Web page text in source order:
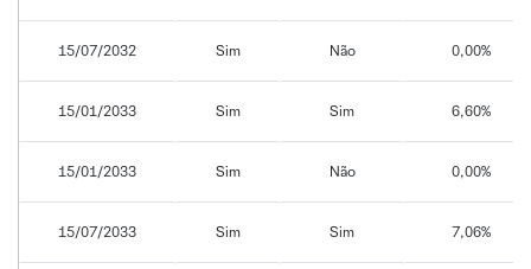
15/07/2032 Sim Não 0,00%
15/01/2033 Sim Sim 6,60%
15/01/2033 Sim Não 0,00%
15/07/2033 Sim Sim 7,06%